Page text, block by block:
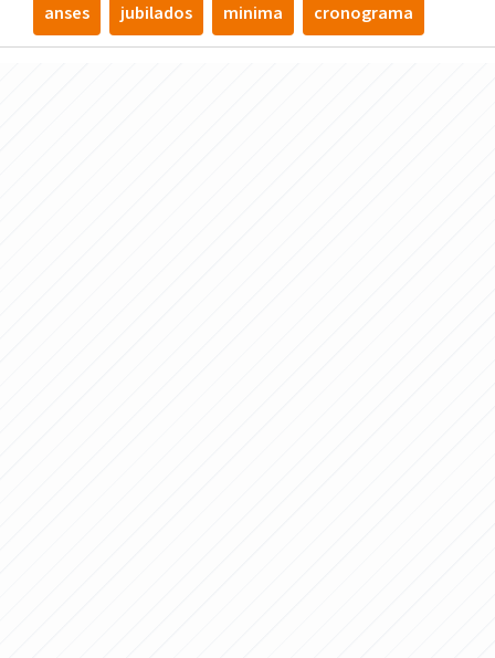
anses jubilados minima cronograma